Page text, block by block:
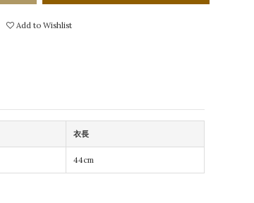
Add to Wishlist
衣長
44cm